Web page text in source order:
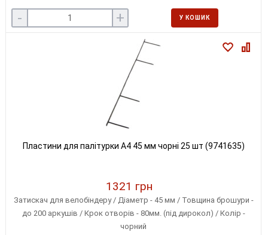
- + У КОШИК
Пластини для палітурки A4 45 мм чорні 25 шт (9741635)
1321 грн
Затискач для велобіндеру / Діаметр - 45 мм / Товщина брошури -
до 200 аркушів / Крок отворів - 80мм. (під дирокол) / Колір -
чорний